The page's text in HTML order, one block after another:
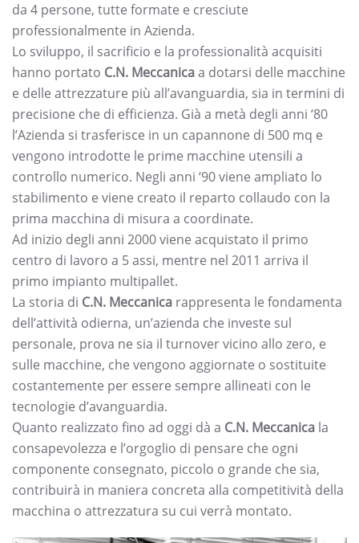
da 4 persone, tutte formate e cresciute
professionalmente in Azienda.
Lo sviluppo, il sacrificio e la professionalità acquisiti
hanno portato C.N. Meccanicaa dotarsi delle macchine
e delle attrezzature più all’avanguardia, sia in termini di
precisione che di efficienza. Già a metà degli anni ‘80
l’Azienda si trasferisce in un capannone di 500 mq e
vengono introdotte le prime macchine utensili a
controllo numerico. Negli anni ‘90 viene ampliato lo
stabilimento e viene creato il reparto collaudo con la
prima macchina di misura a coordinate.
Ad inizio degli anni 2000 viene acquistato il primo
centro di lavoro a 5 assi, mentre nel 2011 arriva il
primo impianto multipallet.
La storia di C.N. Meccanica rappresenta le fondamenta
dell’attività odierna, un’azienda che investe sul
personale, prova ne sia il turnover vicino allo zero, e
sulle macchine, che vengono aggiornate o sostituite
costantemente per essere sempre allineati con le
tecnologie d’avanguardia.
Quanto realizzato fino ad oggi dà a C.N. Meccanica la
consapevolezza e l’orgoglio di pensare che ogni
componente consegnato, piccolo o grande che sia,
contribuirà in maniera concreta alla competitività della
macchina o attrezzatura su cui verrà montato.